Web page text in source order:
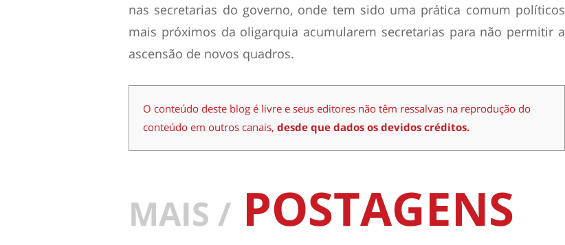
nas secretarias do governo, onde tem sido uma prática comum políticos
mais próximos da oligarquia acumularem secretarias para não permitir a
ascensão de novos quadros.
O conteúdo deste blog é livre e seus editores não têm ressalvas na reprodução do
conteúdo em outros canais, desde que dados os devidos créditos.
MAIS / POSTAGENS